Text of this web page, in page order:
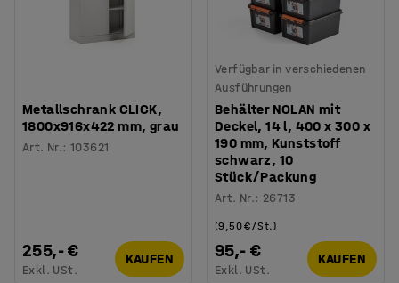
Metallschrank CLICK,
1800x916x422 mm, grau
Art. Nr.:103621
255,- €
Exkl. USt.
KAUFEN
Verfügbar in verschiedenen
Ausführungen
Behälter NOLAN mit
Deckel, 14 l, 400 x 300 x
190 mm, Kunststoff
schwarz, 10
Stück/Packung
Art. Nr.: 26713
95,- €
(9,50 €/St.)
Exkl. USt.
KAUFEN